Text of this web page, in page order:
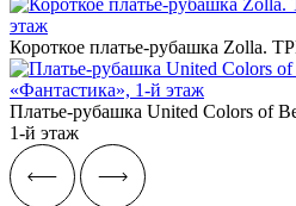
Короткое платье-рубашка Zolla.
Платье-рубашка United Colors of
1-й этаж